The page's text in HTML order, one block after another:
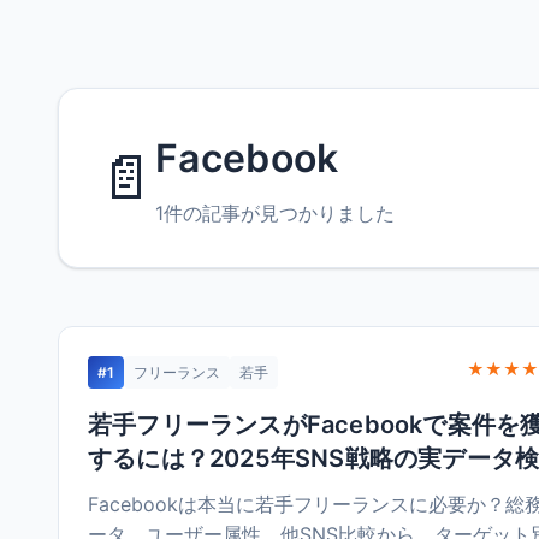
📄 Facebook
1件の記事が見つかりました
#1 フリーランス 若手
若手フリーランスがFacebookで案件を
するには？2025年SNS戦略の実データ
Facebookは本当に若手フリーランスに必要か？総
ータ、ユーザー属性、他SNS比較から、ターゲット